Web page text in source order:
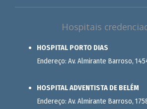
Hospitais
HOSPITAL PORTO DIAS
Endereço: Av. Almirante Barroso,
HOSPITAL ADVENTISTA DE BELÉM
Endereço: Av. Almirante Barroso,